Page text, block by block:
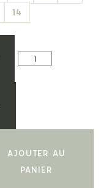
14
AJOUTER AU
PANIER